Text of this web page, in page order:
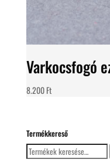
Varkocsfogó
8.200Ft
Termékkereső
Keresés
a